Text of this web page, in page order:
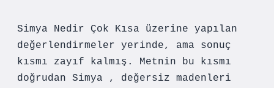
Simya Nedir Çok Kısa üzerine yapılan
değerlendirmeler yerinde, ama sonuç
kısmı zayıf kalmış. Metnin bu kısmı
doğrudan Simya , değersiz madenleri